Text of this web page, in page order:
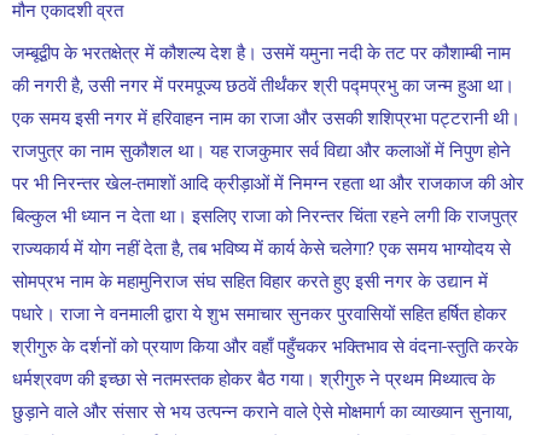
मौन एकादशी व्रत
जम्बूद्वीप के भरतक्षेत्र में कौशल्य देश है। उसमें यमुना नदी के तट पर कौशाम्बी नाम
की नगरी है, उसी नगर में परमपूज्य छठवें तीर्थंकर श्री पद्मप्रभु का जन्म हुआ था।
एक समय इसी नगर में हरिवाहन नाम का राजा और उसकी शशिप्रभा पट्टरानी थी।
राजपुत्र का नाम सुकौशल था। यह राजकुमार सर्व विद्या और कलाओं में निपुण होने
पर भी निरन्तर खेल-तमाशों आदि क्रीड़ाओं में निमग्न रहता था और राजकाज की ओर
बिल्कुल भी ध्यान न देता था। इसलिए राजा को निरन्तर चिंता रहने लगी कि राजपुत्र
राज्यकार्य में योग नहीं देता है, तब भविष्य में कार्य केसे चलेगा? एक समय भाग्योदय से
सोमप्रभ नाम के महामुनिराज संघ सहित विहार करते हुए इसी नगर के उद्यान में
पधारे। राजा ने वनमाली द्वारा ये शुभ समाचार सुनकर पुरवासियों सहित हर्षित होकर
श्रीगुरु के दर्शनों को प्रयाण किया और वहाँ पहुँचकर भक्तिभाव से वंदना-स्तुति करके
धर्मश्रवण की इच्छा से नतमस्तक होकर बैठ गया। श्रीगुरु ने प्रथम मिथ्यात्व के
छुड़ाने वाले और संसार से भय उत्पन्न कराने वाले ऐसे मोक्षमार्ग का व्याख्यान सुनाया,